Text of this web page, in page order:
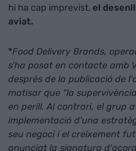
hi ha cap imprevist, el
aviat.
*Food Delivery Brands,
s'ha posat en contacte amb
després de la publicació de
matisar que “la
en perill. Al contrari, el grup
implementació d'una
seu negoci i el creixement
anunciat la signatura